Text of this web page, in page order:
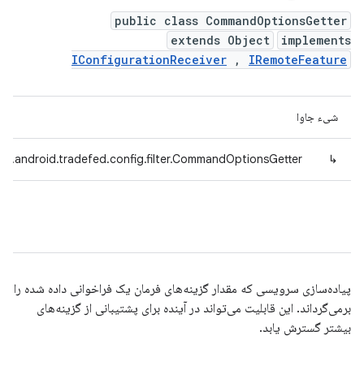
public class CommandOptionsGetter
extends Object
implements
IConfigurationReceiver , IRemoteFeature
شیء جاوا
↳
پیاده‌سازی سرویسی که مقدار گزینه‌های فرمان یک فراخوانی داده شده را
برمی‌گرداند. این قابلیت می‌تواند در آینده برای پشتیبانی از گزینه‌های
بیشتر گسترش یابد.